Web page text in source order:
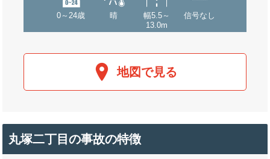
0～24歳 晴
幅5.5～
13.0m
信号なし
地図で見る
丸塚二丁目の事故の特徴